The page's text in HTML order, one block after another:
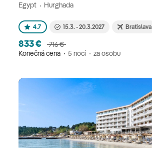
Egypt Hurghada
4.7 15.3. - 20.3.2027 Bratislava
833 €
716 €
Konečná cena
5 nocí za osobu